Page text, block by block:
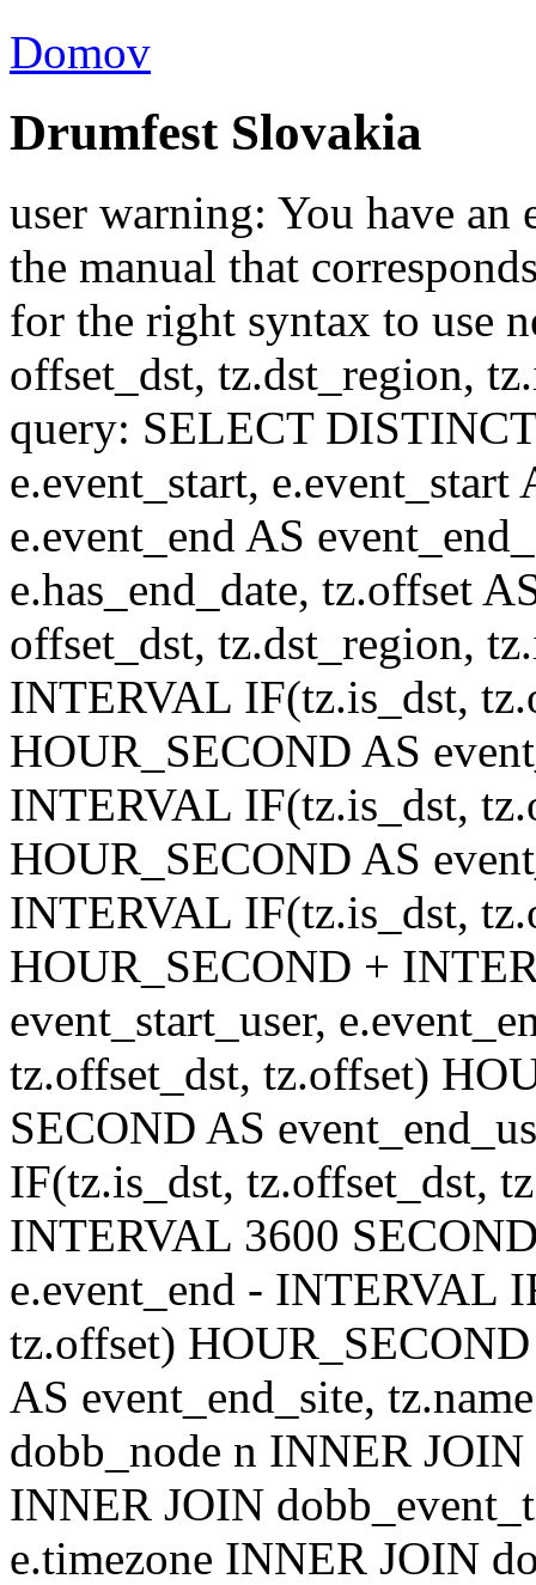
Domov
Drumfest Slovakia
user warning: You have
the manual that
for the right syntax to use
offset_dst, tz.dst_region,
query: SELECT
e.event_start,
e.event_end AS
e.has_end_date, tz.offset
offset_dst, tz.dst_region,
INTERVAL IF(tz.is_dst,
HOUR_SECOND AS
INTERVAL IF(tz.is_dst,
HOUR_SECOND AS
INTERVAL IF(tz.is_dst,
HOUR_SECOND +
event_start_user,
tz.offset_dst, tz.offset)
SECOND AS
IF(tz.is_dst, tz.offset_dst,
INTERVAL 3600
e.event_end - INTERVAL
tz.offset)
AS event_end_site,
dobb_node n INNER
INNER JOIN
e.timezone INNER JOIN